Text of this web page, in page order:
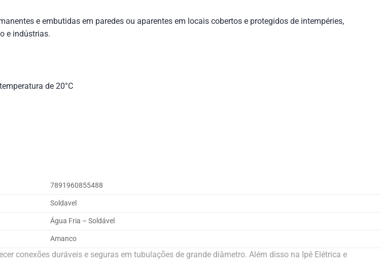
e embutidas em paredes ou aparentes em locais cobertos e protegidos de intempéries,
e indústrias.
de 20°C
7891960855488
Soldavel
Água Fria – Soldável
Amanco
conexões duráveis e seguras em tubulações de grande diâmetro. Além disso na Ipê Elétrica e